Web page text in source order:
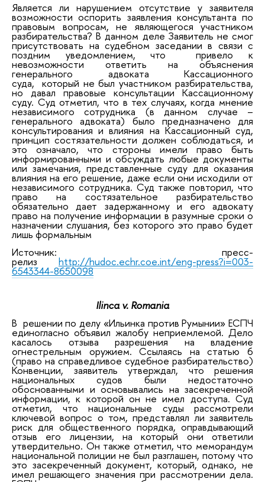
Является ли нарушением отсутствие у заявителя
возможности оспорить заявления консультанта по
правовым вопросам, не являющегося участником
разбирательства? В данном деле Заявитель не смог
присутствовать на судебном заседании в связи с
поздним уведомлением, что привело к
невозможности ответить на объяснения
генерального адвоката Кассационного
суда, который не был участником разбирательства,
но давал правовые консультации Кассационному
суду. Суд отметил, что в тех случаях, когда мнение
независимого сотрудника (в данном случае –
генерального адвоката) было предназначено для
консультирования и влияния на Кассационный суд,
принцип состязательности должен соблюдаться, и
это означало, что стороны имели право быть
информированными и обсуждать любые документы
или замечания, представленные суду для оказания
влияния на его решение, даже если они исходили от
независимого сотрудника. Суд также повторил, что
право на состязательное разбирательство
обязательно дает задержанному и его адвокату
право на получение информации в разумные сроки о
назначении слушания, без которого это право будет
лишь формальным
Источник: пресс-
релиз http://hudoc.echr.coe.int/eng-press?i=003-
6543344-8650098
Ilinca v. Romania
В решении по делу «Ильинка против Румынии» ЕСПЧ
единогласно объявил жалобу неприемлемой. Дело
касалось отзыва разрешения на владение
огнестрельным оружием. Ссылаясь на статью 6
(право на справедливое судебное разбирательство)
Конвенции, заявитель утверждал, что решения
национальных судов были недостаточно
обоснованными и основывались на засекреченной
информации, к которой он не имел доступа. Суд
отметил, что национальные суды рассмотрели
ключевой вопрос о том, представлял ли заявитель
риск для общественного порядка, оправдывающий
отзыв его лицензии, на который они ответили
утвердительно. Он также отметил, что меморандум
национальной полиции не был разглашен, потому что
это засекреченный документ, который, однако, не
имел решающего значения при рассмотрении дела.